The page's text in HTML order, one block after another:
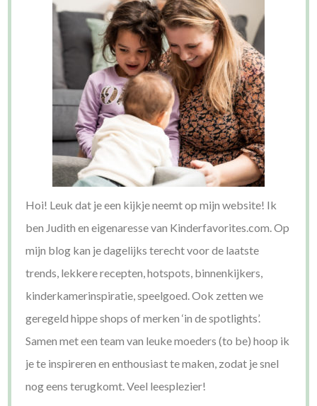
Hoi! Leuk dat je een kijkje neemt op mijn website! Ik
ben Judith en eigenaresse van Kinderfavorites.com. Op
mijn blog kan je dagelijks terecht voor de laatste
trends, lekkere recepten, hotspots, binnenkijkers,
kinderkamerinspiratie, speelgoed. Ook zetten we
geregeld hippe shops of merken ‘in de spotlights’.
Samen met een team van leuke moeders (to be) hoop ik
je te inspireren en enthousiast te maken, zodat je snel
nog eens terugkomt. Veel leesplezier!